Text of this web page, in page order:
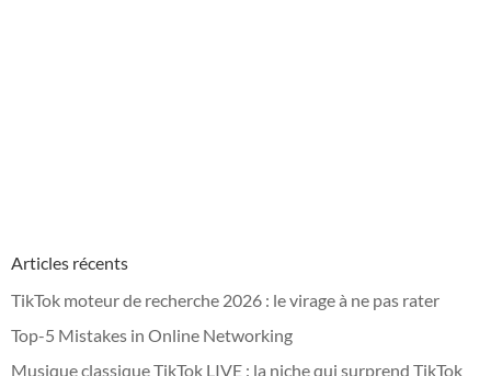
Articles récents
TikTok moteur de recherche 2026 : le virage à ne pas rater
Top-5 Mistakes in Online Networking
Musique classique TikTok LIVE : la niche qui surprend TikTok